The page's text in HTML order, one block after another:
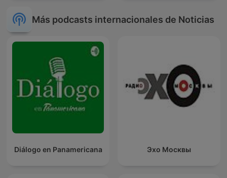
Más podcasts internacionales de Noticias
Diálogo en Panamericana Эхо Москвы